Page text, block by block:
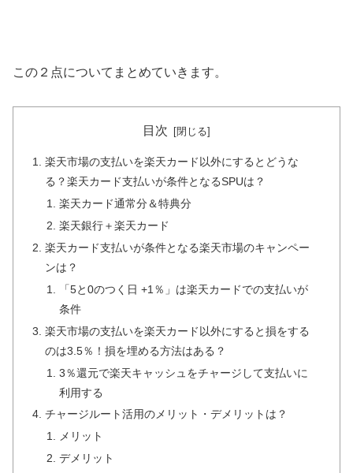
この２点についてまとめていきます。
目次
楽天市場の支払いを楽天カード以外にするとどうな
る？楽天カード支払いが条件となるSPUは？
楽天カード通常分＆特典分
楽天銀行＋楽天カード
楽天カード支払いが条件となる楽天市場のキャンペー
ンは？
「5と0のつく日 +1％」は楽天カードでの支払いが
条件
楽天市場の支払いを楽天カード以外にすると損をする
のは3.5％！損を埋める方法はある？
3％還元で楽天キャッシュをチャージして支払いに
利用する
チャージルート活用のメリット・デメリットは？
メリット
デメリット